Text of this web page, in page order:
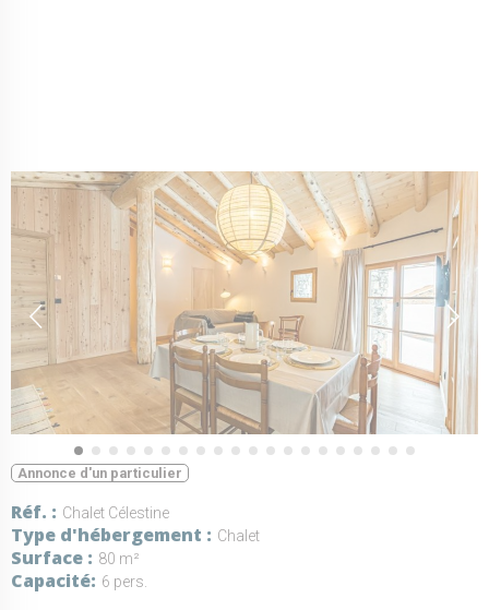
Annonce d'un particulier
Réf. Chalet Célestine
Type d'hébergement Chalet
Surface 80 m²
Capacité 6 pers.